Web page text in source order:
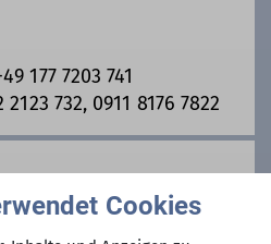
als Skitour
auf
Snowboards oder
in den
im Tal oder auf
oder
177 7203 741
732, 0911 8176 7822
Cookies